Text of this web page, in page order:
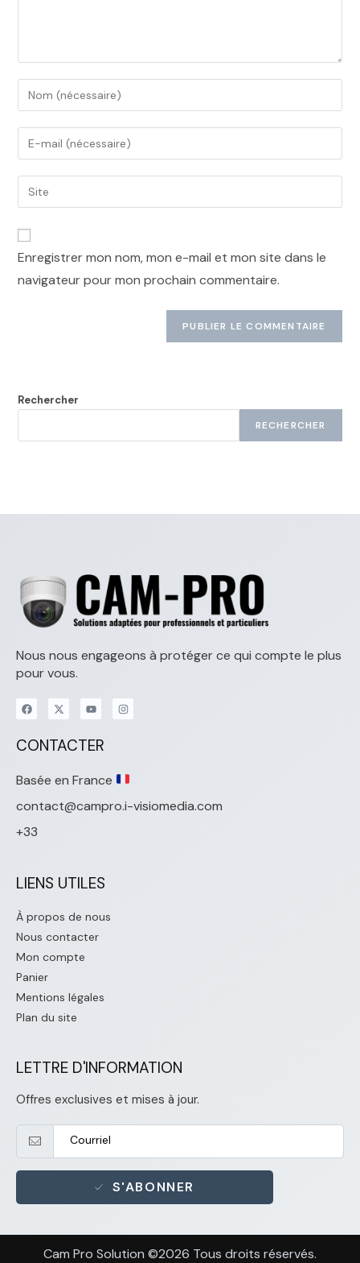
Enregistrer mon nom, mon e-mail et mon site dans le
navigateur pour mon prochain commentaire.
Rechercher
RECHERCHER
Nous nous engageons à protéger ce qui compte le plus
pour vous.
CONTACTER
Basée en France
contact@campro.i-visiomedia.com
+33
LIENS UTILES
À propos de nous
Nous contacter
Mon compte
Panier
Mentions légales
Plan du site
LETTRE D'INFORMATION
Offres exclusives et mises à jour.
S'ABONNER
Cam Pro Solution ©2026 Tous droits réservés.